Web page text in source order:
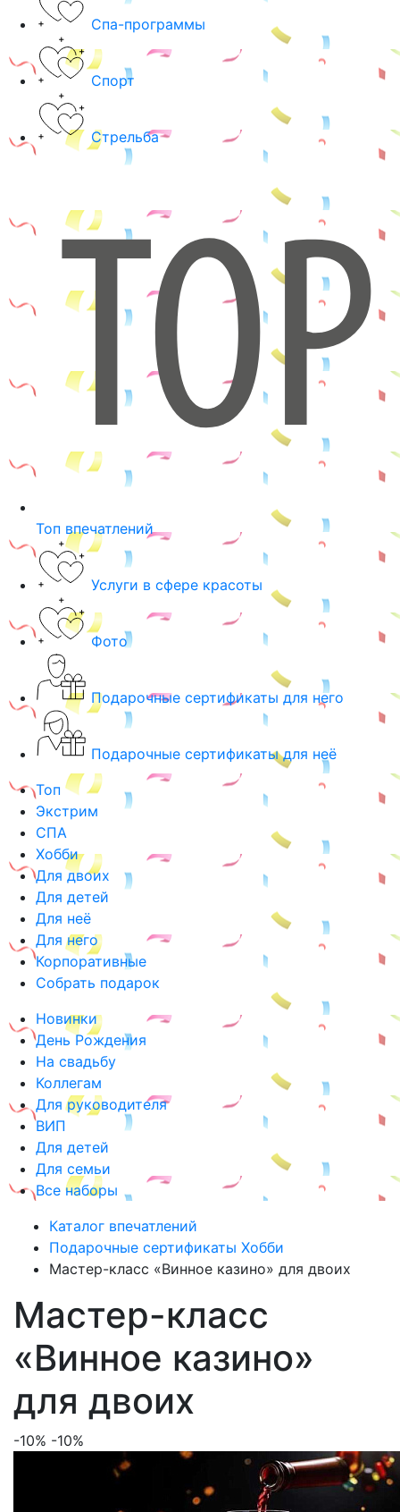
Спа-программы
Спорт
Стрельба
Топ впечатлений
Услуги в сфере красоты
Фото
Подарочные сертификаты для него
Подарочные сертификаты для неё
Топ
Экстрим
СПА
Хобби
Для двоих
Для детей
Для неё
Для него
Корпоративные
Собрать подарок
Новинки
День Рождения
На свадьбу
Коллегам
Для руководителя
ВИП
Для детей
Для семьи
Все наборы
Каталог впечатлений
Подарочные сертификаты Хобби
Мастер-класс «Винное казино» для двоих
Мастер-класс
«Винное казино»
для двоих
-10% -10%